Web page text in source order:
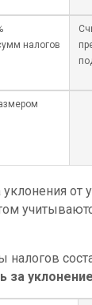
налогов
налогов
за